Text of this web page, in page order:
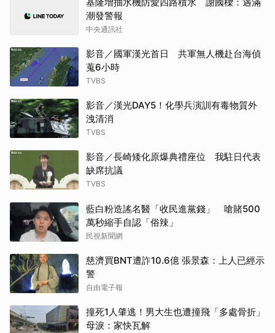
潮發警報
中央通訊社
影音／國軍漢光首日 共軍無人機赴台海偵
蒐6小時
TVBS
影音／漢光DAY5！化學兵演訓有毒物質外
洩清消
TVBS
影音／長崎矮化原爆典禮座位 我駐日代表
缺席抗議
TVBS
藍白粉造謠名醫「收民進黨錢」 嗆賭500
萬秒縮手自認「俗辣」
民視新聞網
慈濟買BNT遭詐10.6億 張景森：上人已經示
警
自由電子報
撞死1人肇逃！男大生也遭撞飛「多處骨折」
母淚：家快瓦解